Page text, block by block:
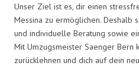
Unser Ziel ist es, dir einen
Messina zu ermöglichen. Deshalb
und individuelle Beratung sowie
Mit Umzugsmeister Saenger Bern
zurücklehnen und dich auf dein